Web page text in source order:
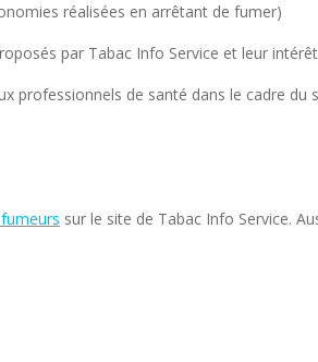
réalisées en arrêtant de fumer)
par Tabac Info Service et leur
professionnels de santé dans le cadre du
sur le site de Tabac Info Service.